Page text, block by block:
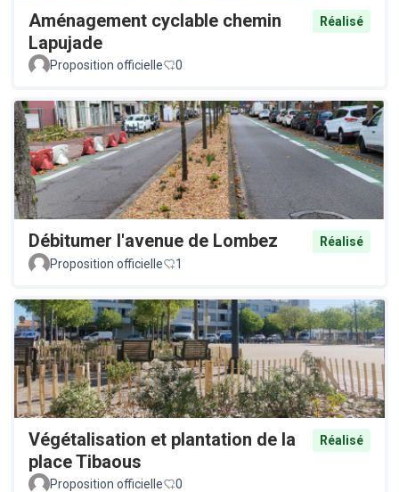
Aménagement cyclable chemin
Lapujade
Réalisé
Proposition officielle 0
Débitumer l'avenue de Lombez
Réalisé
Proposition officielle
1
Végétalisation et plantation de la
place Tibaous
Réalisé
Proposition officielle 0